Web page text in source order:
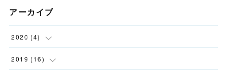
アーカイブ
2020 (4)
(2)
2019 (16)